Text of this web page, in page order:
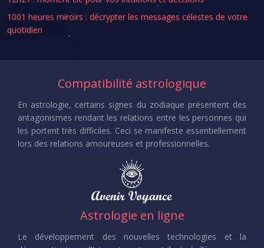
1001 heures miroirs : décrypter les messages célestes de votre
quotidien
Compatibilité astrologique
En astrologie, certains signes du zodiaque présentent des
antagonismes rendant les relations entre les personnes qui
les portent très difficiles. Ceci se manifeste essentiellement
lors des relations amoureuses et professionnelles.
Astrologie en ligne
Le développement des nouvelles technologies et la